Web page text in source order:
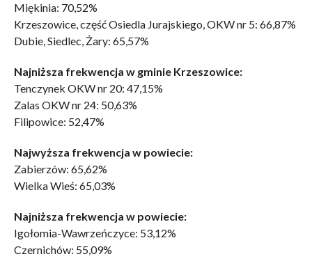
Miękinia: 70,52%
Krzeszowice, część Osiedla Jurajskiego, OKW nr 5: 66,87%
Dubie, Siedlec, Żary: 65,57%
Najniższa frekwencja w gminie Krzeszowice:
Tenczynek OKW nr 20: 47,15%
Zalas OKW nr 24: 50,63%
Filipowice: 52,47%
Najwyższa frekwencja w powiecie:
Zabierzów: 65,62%
Wielka Wieś: 65,03%
Najniższa frekwencja w powiecie:
Igołomia-Wawrzeńczyce: 53,12%
Czernichów: 55,09%